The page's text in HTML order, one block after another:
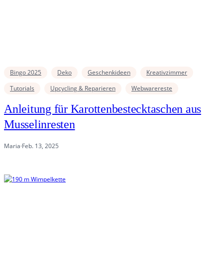
Bingo 2025 Deko Geschenkideen
Kreativzimmer
Tutorials
Upcycling & Reparieren Webwarereste
Anleitung für Karottenbestecktaschen aus
Musselinresten
Maria·Feb. 13, 2025